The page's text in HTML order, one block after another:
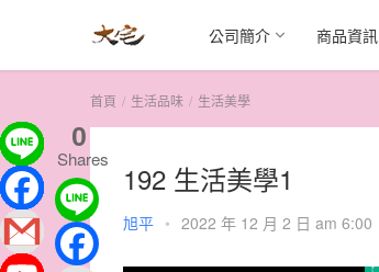
公司簡介 商品資訊
首頁 生活品味 生活美學
192 生活美學1
旭平 • 2022 年 12 月 2 日 am 6:00
0
Shares